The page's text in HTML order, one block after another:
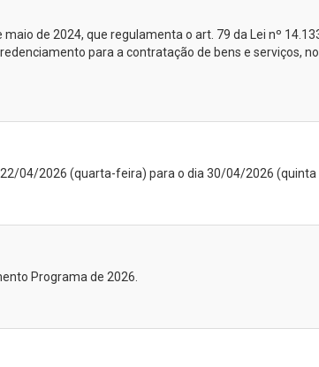
de 2024, que regulamenta o art. 79 da Lei nº
para a contratação de bens e serviços,
04/2026 (quarta-feira) para o dia 30/04/2026 (quinta
Programa de 2026.